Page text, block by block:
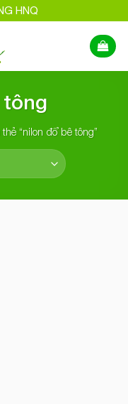
HNQ
“nilon đổ bê tông”